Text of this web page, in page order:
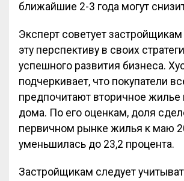
ближайшие 2-3 года могут
Эксперт советует
эту перспективу в своих
успешного развития бизнеса.
подчеркивает, что покупатели
предпочитают вторичное жилье
дома. По его оценкам, доля
первичном рынке жилья к маю
уменьшилась до 23,2 процента.
Застройщикам следует